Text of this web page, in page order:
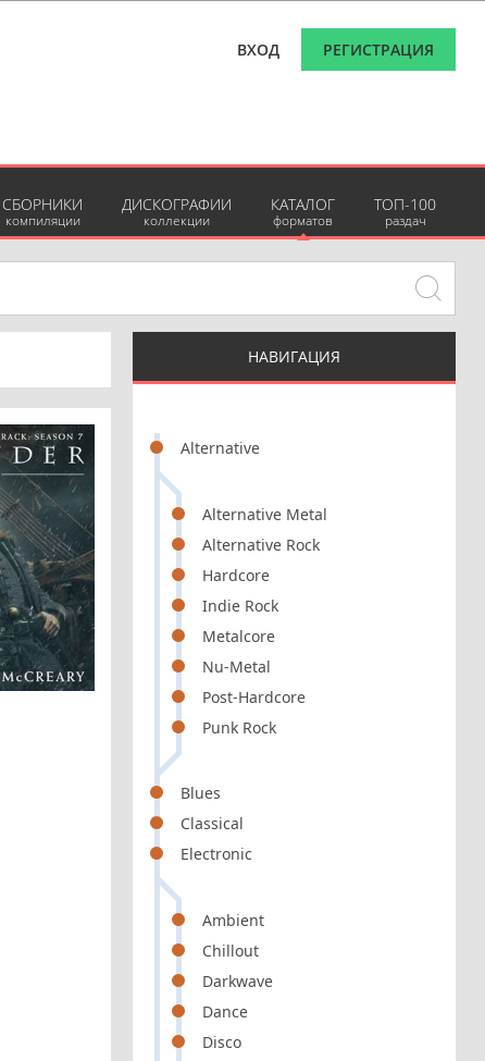
ВХОД РЕГИСТРАЦИЯ
СБОРНИКИ
компиляции
ДИСКОГРАФИИ
коллекции
КАТАЛОГ
форматов
ТОП-100
раздач
НАВИГАЦИЯ
Alternative
Alternative Metal
Alternative Rock
Hardcore
Indie Rock
Metalcore
Nu-Metal
Post-Hardcore
Punk Rock
Blues
Classical
Electronic
Ambient
Chillout
Darkwave
Dance
Disco